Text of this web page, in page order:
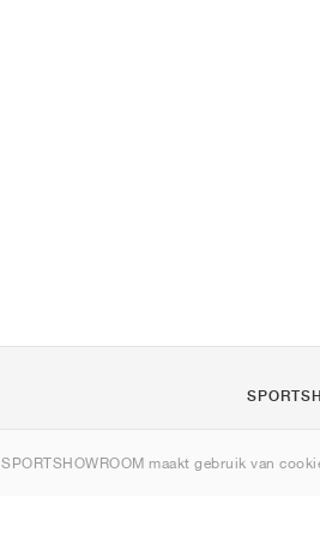
SPORTSHOWROOM maakt gebruik vanContact